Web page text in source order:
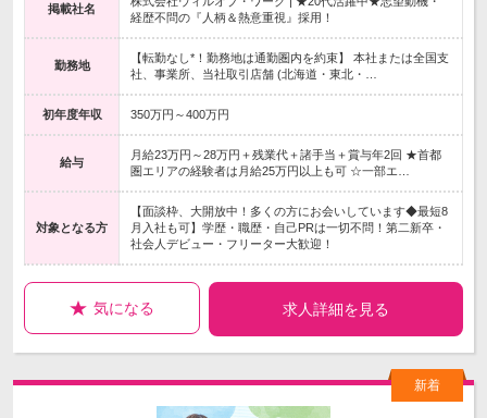
掲載社名
経歴不問の『人柄＆熱意重視』採用！
勤務地
【転勤なし*！勤務地は通勤圏内を約束】 本社または全国支
社、事業所、当社取引店舗 (北海道・東北・…
初年度年収 350万円～400万円
給与
月給23万円～28万円＋残業代＋諸手当＋賞与年2回 ★首都
圏エリアの経験者は月給25万円以上も可 ☆一部エ…
対象となる方
【面談枠、大開放中！多くの方にお会いしています◆最短8
月入社も可】学歴・職歴・自己PRは一切不問！第二新卒・
社会人デビュー・フリーター大歓迎！
気になる 求人詳細を見る